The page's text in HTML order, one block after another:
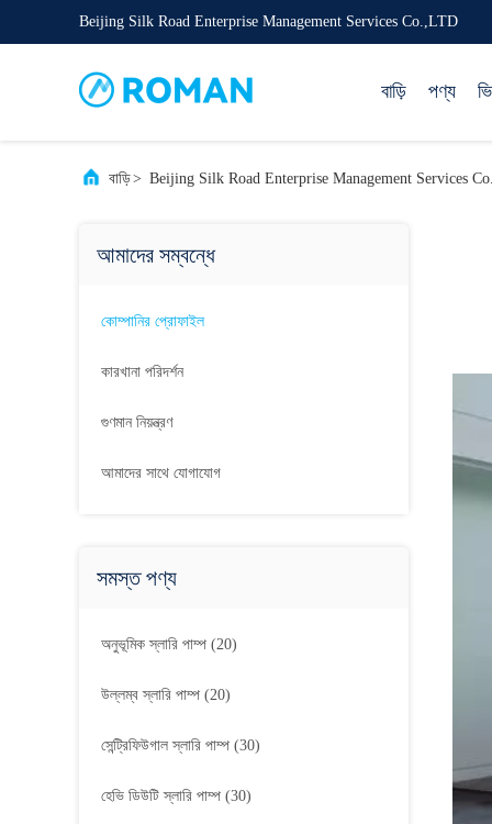
Beijing Silk Road Enterprise Management Services Co.,LTD
বাড়ি পণ্য
বাড়ি> Beijing Silk Road Enterprise Management Services
আমাদের সম্বন্ধে
কোম্পানির প্রোফাইল
কারখানা পরিদর্শন
গুণমান নিয়ন্ত্রণ
আমাদের সাথে যোগাযোগ
সমস্ত পণ্য
অনুভূমিক স্লারি পাম্প (20)
উল্লম্ব স্লারি পাম্প (20)
সেন্ট্রিফিউগাল স্লারি পাম্প (30)
হেভি ডিউটি ​​স্লারি পাম্প (30)